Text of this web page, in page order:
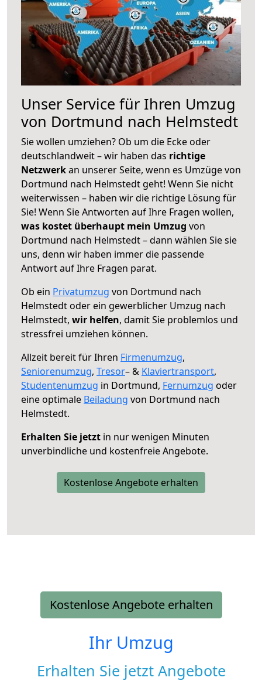
Unser Service für Ihren Umzug
von Dortmund nach Helmstedt
Sie wollen umziehen? Ob um die Ecke oder
deutschlandweit – wir haben das richtige
Netzwerkan unserer Seite, wenn es Umzüge von
Dortmund nach Helmstedt geht! Wenn Sie nicht
weiterwissen – haben wir die richtige Lösung für
Sie! Wenn Sie Antworten auf Ihre Fragen wollen,
was kostet überhaupt mein Umzug von
Dortmund nach Helmstedt – dann wählen Sie sie
uns, denn wir haben immer die passende
Antwort auf Ihre Fragen parat.
Ob ein Privatumzug von Dortmund nach
Helmstedt oder ein gewerblicher Umzug nach
Helmstedt, wir helfen, damit Sie problemlos und
stressfrei umziehen können.
Allzeit bereit für Ihren Firmenumzug,
Seniorenumzug, Tresor– & Klaviertransport,
Studentenumzug in Dortmund, Fernumzug oder
eine optimale Beiladung von Dortmund nach
Helmstedt.
Erhalten Sie jetzt in nur wenigen Minuten
unverbindliche und kostenfreie Angebote.
Kostenlose Angebote erhalten
Kostenlose Angebote erhalten
Ihr Umzug
Erhalten Sie jetzt Angebote